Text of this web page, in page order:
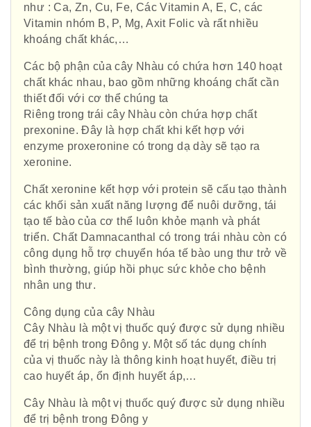
như : Ca, Zn, Cu, Fe, Các Vitamin A, E, C, các
Vitamin nhóm B, P, Mg, Axit Folic và rất nhiều
khoáng chất khác,…
Các bộ phận của cây Nhàu có chứa hơn 140 hoạt
chất khác nhau, bao gồm những khoáng chất cần
thiết đối với cơ thể chúng ta
Riêng trong trái cây Nhàu còn chứa hợp chất
prexonine. Đây là hợp chất khi kết hợp với
enzyme proxeronine có trong dạ dày sẽ tạo ra
xeronine.
Chất xeronine kết hợp với protein sẽ cấu tạo thành
các khối sản xuất năng lượng để nuôi dưỡng, tái
tạo tế bào của cơ thể luôn khỏe mạnh và phát
triển. Chất Damnacanthal có trong trái nhàu còn có
công dụng hỗ trợ chuyển hóa tế bào ung thư trở về
bình thường, giúp hồi phục sức khỏe cho bệnh
nhân ung thư.
Công dụng của cây Nhàu
Cây Nhàu là một vị thuốc quý được sử dụng nhiều
để trị bệnh trong Đông y. Một số tác dụng chính
của vị thuốc này là thông kinh hoạt huyết, điều trị
cao huyết áp, ổn định huyết áp,…
Cây Nhàu là một vị thuốc quý được sử dụng nhiều
để trị bệnh trong Đông y